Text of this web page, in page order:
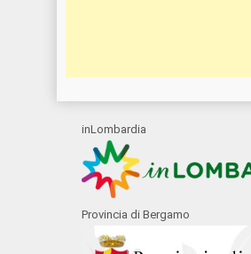
inLombardia
Provincia di Bergamo